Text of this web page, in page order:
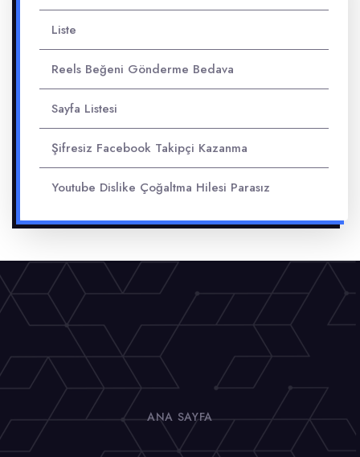
Liste
Reels Beğeni Gönderme Bedava
Sayfa Listesi
Şifresiz Facebook Takipçi Kazanma
Youtube Dislike Çoğaltma Hilesi Parasız
ANA SAYFA